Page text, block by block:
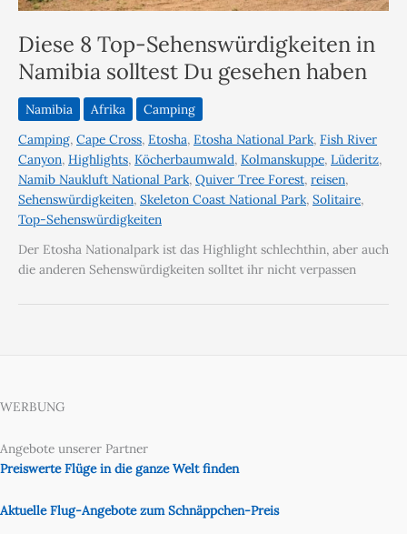
Diese 8 Top-Sehenswürdigkeiten in
Namibia solltest Du gesehen haben
Namibia Afrika
Camping
Camping, Cape Cross, Etosha, Etosha National Park, Fish River
Canyon, Highlights, Köcherbaumwald, Kolmanskuppe, Lüderitz,
Namib Naukluft National Park, Quiver Tree Forest, reisen,
Sehenswürdigkeiten, Skeleton Coast National Park, Solitaire,
Top-Sehenswürdigkeiten
Der Etosha Nationalpark ist das Highlight schlechthin, aber auch
die anderen Sehenswürdigkeiten solltet ihr nicht verpassen
WERBUNG
Angebote unserer Partner
Preiswerte Flüge in die ganze Welt finden
Aktuelle Flug-Angebote zum Schnäppchen-Preis